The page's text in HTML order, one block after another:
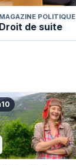
MAGAZINE POLITIQUE
Droit de suite